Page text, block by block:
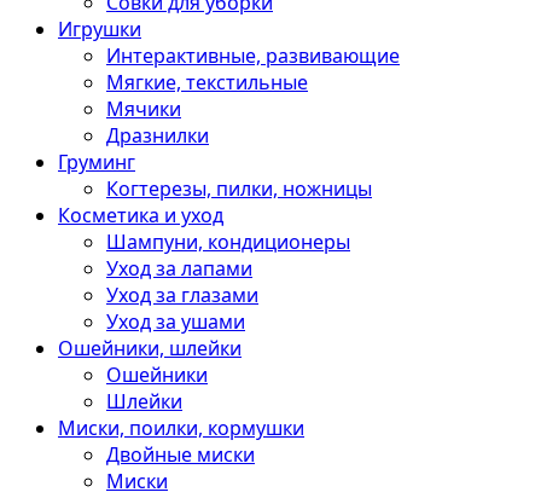
Игрушки
Интерактивные, развивающие
Мягкие, текстильные
Мячики
Дразнилки
Груминг
Когтерезы, пилки, ножницы
Косметика и уход
Шампуни, кондиционеры
Уход за лапами
Уход за глазами
Уход за ушами
Ошейники, шлейки
Ошейники
Шлейки
Миски, поилки, кормушки
Двойные миски
Миски